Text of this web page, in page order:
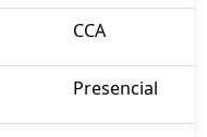
CCA
Presencial